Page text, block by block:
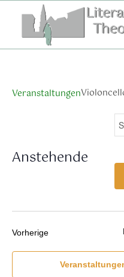
springen
Veranstaltungen
Anstehende
VorherigeVeranstaltungen